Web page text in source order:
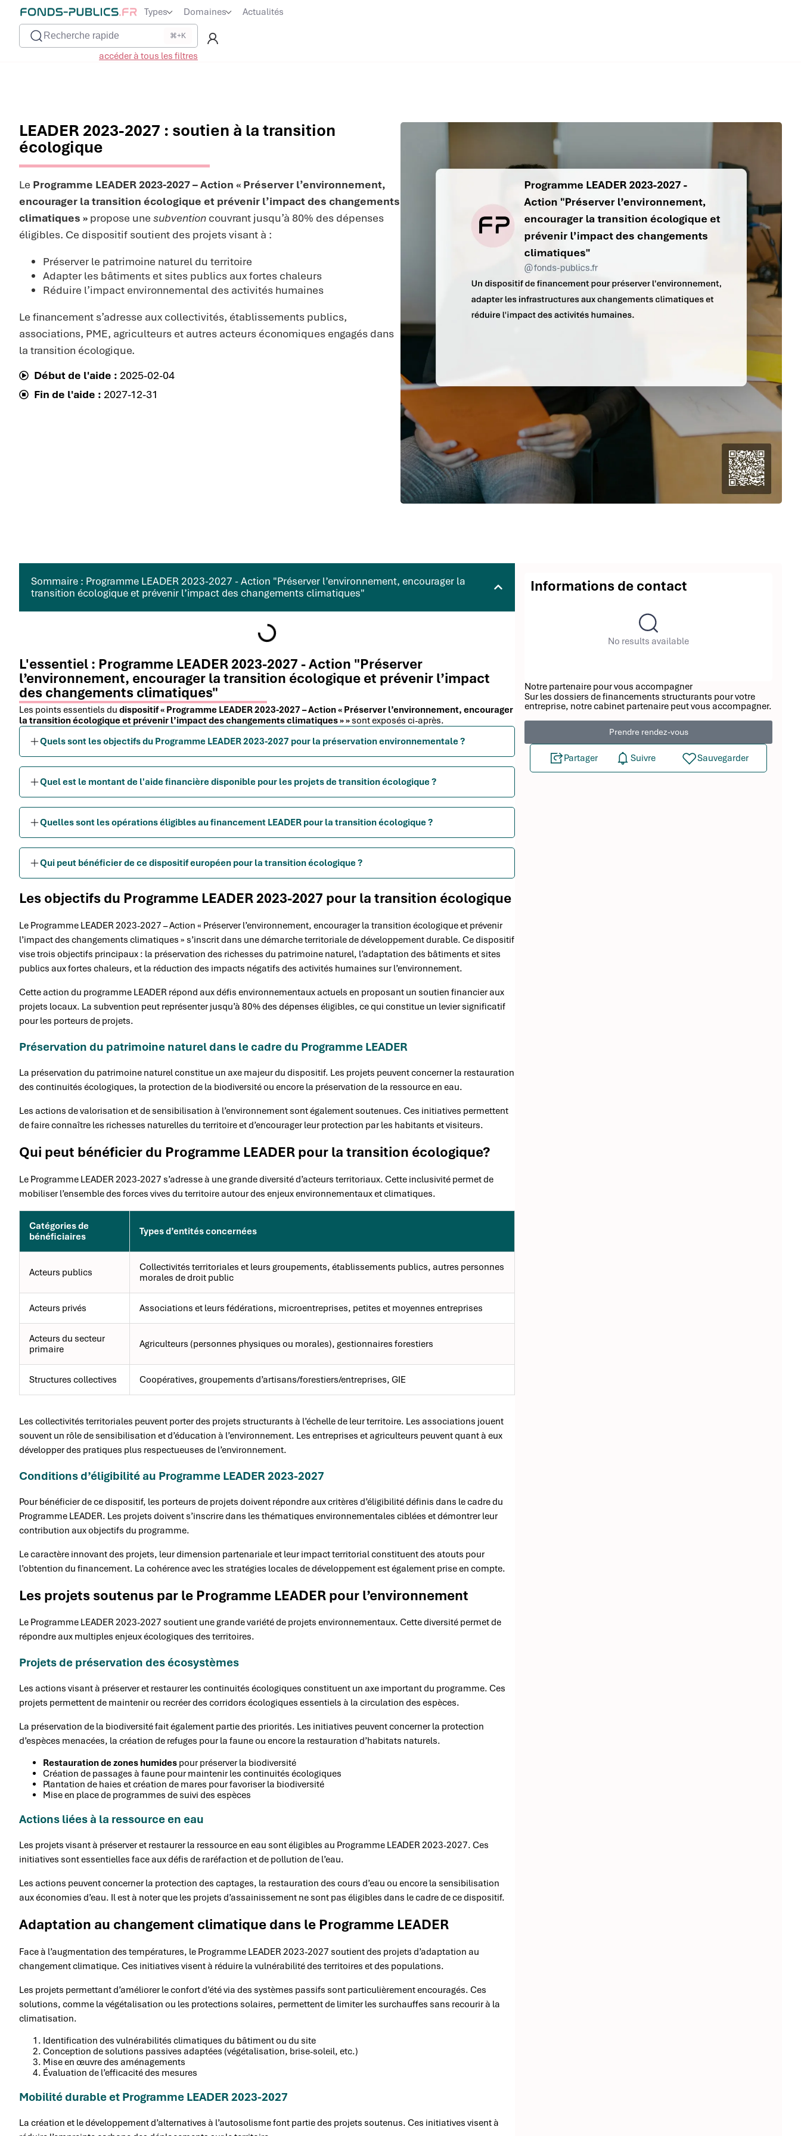
Types Domaines Actualités
Recherche rapide ⌘+K
accéder à tous les filtres
LEADER 2023-2027 : soutien à la transition
écologique
Le Programme LEADER 2023-2027 – Action « Préserver l’environnement,
encourager la transition écologique et prévenir l’impact des changements
climatiques » propose une subvention couvrant jusqu’à 80% des dépenses
éligibles. Ce dispositif soutient des projets visant à :
Préserver le patrimoine naturel du territoire
Adapter les bâtiments et sites publics aux fortes chaleurs
Réduire l’impact environnemental des activités humaines
Le financement s’adresse aux collectivités, établissements publics,
associations, PME, agriculteurs et autres acteurs économiques engagés dans
la transition écologique.
Début de l'aide : 2025-02-04
Fin de l'aide : 2027-12-31
Sommaire : Programme LEADER 2023-2027 - Action "Préserver l’environnement, encourager la
transition écologique et prévenir l’impact des changements climatiques"
L'essentiel : Programme LEADER 2023-2027 - Action "Préserver
l’environnement, encourager la transition écologique et prévenir l’impact
des changements climatiques"
Les points essentiels du dispositif « Programme LEADER 2023-2027 – Action « Préserver l’environnement, encourager
la transition écologique et prévenir l’impact des changements climatiques » » sont exposés ci-après.
Quels sont les objectifs du Programme LEADER 2023-2027 pour la préservation environnementale ?
Quel est le montant de l'aide financière disponible pour les projets de transition écologique ?
Quelles sont les opérations éligibles au financement LEADER pour la transition écologique ?
Qui peut bénéficier de ce dispositif européen pour la transition écologique ?
Les objectifs du Programme LEADER 2023-2027 pour la transition écologique
Le Programme LEADER 2023-2027 – Action « Préserver l’environnement, encourager la transition écologique et prévenir
l’impact des changements climatiques » s’inscrit dans une démarche territoriale de développement durable. Ce dispositif
vise trois objectifs principaux : la préservation des richesses du patrimoine naturel, l’adaptation des bâtiments et sites
publics aux fortes chaleurs, et la réduction des impacts négatifs des activités humaines sur l’environnement.
Cette action du programme LEADER répond aux défis environnementaux actuels en proposant un soutien financier aux
projets locaux. La subvention peut représenter jusqu’à 80% des dépenses éligibles, ce qui constitue un levier significatif
pour les porteurs de projets.
Préservation du patrimoine naturel dans le cadre du Programme LEADER
La préservation du patrimoine naturel constitue un axe majeur du dispositif. Les projets peuvent concerner la restauration
des continuités écologiques, la protection de la biodiversité ou encore la préservation de la ressource en eau.
Les actions de valorisation et de sensibilisation à l’environnement sont également soutenues. Ces initiatives permettent
de faire connaître les richesses naturelles du territoire et d’encourager leur protection par les habitants et visiteurs.
Qui peut bénéficier du Programme LEADER pour la transition écologique?
Le Programme LEADER 2023-2027 s’adresse à une grande diversité d’acteurs territoriaux. Cette inclusivité permet de
mobiliser l’ensemble des forces vives du territoire autour des enjeux environnementaux et climatiques.
Catégories de
bénéficiaires
Types d’entités concernées
Acteurs publics
Collectivités territoriales et leurs groupements, établissements publics, autres personnes
morales de droit public
Acteurs privés Associations et leurs fédérations, microentreprises, petites et moyennes entreprises
Acteurs du secteur
primaire
Agriculteurs (personnes physiques ou morales), gestionnaires forestiers
Structures collectives Coopératives, groupements d’artisans/forestiers/entreprises, GIE
Les collectivités territoriales peuvent porter des projets structurants à l’échelle de leur territoire. Les associations jouent
souvent un rôle de sensibilisation et d’éducation à l’environnement. Les entreprises et agriculteurs peuvent quant à eux
développer des pratiques plus respectueuses de l’environnement.
Conditions d’éligibilité au Programme LEADER 2023-2027
Pour bénéficier de ce dispositif, les porteurs de projets doivent répondre aux critères d’éligibilité définis dans le cadre du
Programme LEADER. Les projets doivent s’inscrire dans les thématiques environnementales ciblées et démontrer leur
contribution aux objectifs du programme.
Le caractère innovant des projets, leur dimension partenariale et leur impact territorial constituent des atouts pour
l’obtention du financement. La cohérence avec les stratégies locales de développement est également prise en compte.
Les projets soutenus par le Programme LEADER pour l’environnement
Le Programme LEADER 2023-2027 soutient une grande variété de projets environnementaux. Cette diversité permet de
répondre aux multiples enjeux écologiques des territoires.
Projets de préservation des écosystèmes
Les actions visant à préserver et restaurer les continuités écologiques constituent un axe important du programme. Ces
projets permettent de maintenir ou recréer des corridors écologiques essentiels à la circulation des espèces.
La préservation de la biodiversité fait également partie des priorités. Les initiatives peuvent concerner la protection
d’espèces menacées, la création de refuges pour la faune ou encore la restauration d’habitats naturels.
Restauration de zones humides pour préserver la biodiversité
Création de passages à faune pour maintenir les continuités écologiques
Plantation de haies et création de mares pour favoriser la biodiversité
Mise en place de programmes de suivi des espèces
Actions liées à la ressource en eau
Les projets visant à préserver et restaurer la ressource en eau sont éligibles au Programme LEADER 2023-2027. Ces
initiatives sont essentielles face aux défis de raréfaction et de pollution de l’eau.
Les actions peuvent concerner la protection des captages, la restauration des cours d’eau ou encore la sensibilisation
aux économies d’eau. Il est à noter que les projets d’assainissement ne sont pas éligibles dans le cadre de ce dispositif.
Adaptation au changement climatique dans le Programme LEADER
Face à l’augmentation des températures, le Programme LEADER 2023-2027 soutient des projets d’adaptation au
changement climatique. Ces initiatives visent à réduire la vulnérabilité des territoires et des populations.
Les projets permettant d’améliorer le confort d’été via des systèmes passifs sont particulièrement encouragés. Ces
solutions, comme la végétalisation ou les protections solaires, permettent de limiter les surchauffes sans recourir à la
climatisation.
Identification des vulnérabilités climatiques du bâtiment ou du site
Conception de solutions passives adaptées (végétalisation, brise-soleil, etc.)
Mise en œuvre des aménagements
Évaluation de l’efficacité des mesures
Mobilité durable et Programme LEADER 2023-2027
La création et le développement d’alternatives à l’autosolisme font partie des projets soutenus. Ces initiatives visent à
Informations de contact
No results available
Notre partenaire pour vous accompagner
Sur les dossiers de financements structurants pour votre
entreprise, notre cabinet partenaire peut vous accompagner.
Prendre rendez-vous
Partager Suivre Sauvegarder